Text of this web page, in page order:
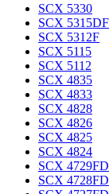
SCX 5330
SCX 5315DF
SCX 5312F
SCX 5115
SCX 5112
SCX 4835
SCX 4833
SCX 4828
SCX 4826
SCX 4825
SCX 4824
SCX 4729FD
SCX 4728FD